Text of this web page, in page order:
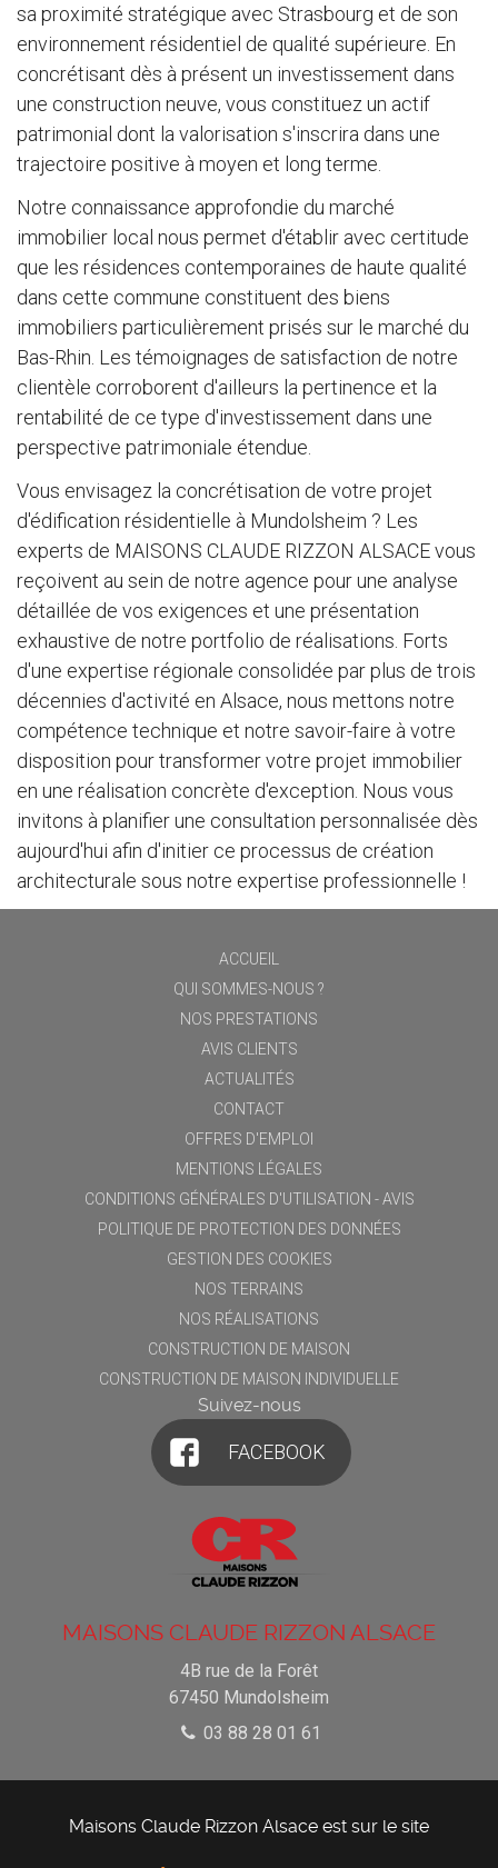
sa proximité stratégique avec Strasbourg et de son
environnement résidentiel de qualité supérieure. En
concrétisant dès à présent un investissement dans
une construction neuve, vous constituez un actif
patrimonial dont la valorisation s'inscrira dans une
trajectoire positive à moyen et long terme.
Notre connaissance approfondie du marché
immobilier local nous permet d'établir avec certitude
que les résidences contemporaines de haute qualité
dans cette commune constituent des biens
immobiliers particulièrement prisés sur le marché du
Bas-Rhin. Les témoignages de satisfaction de notre
clientèle corroborent d'ailleurs la pertinence et la
rentabilité de ce type d'investissement dans une
perspective patrimoniale étendue.
Vous envisagez la concrétisation de votre projet
d'édification résidentielle à Mundolsheim ? Les
experts de MAISONS CLAUDE RIZZON ALSACE vous
reçoivent au sein de notre agence pour une analyse
détaillée de vos exigences et une présentation
exhaustive de notre portfolio de réalisations. Forts
d'une expertise régionale consolidée par plus de trois
décennies d'activité en Alsace, nous mettons notre
compétence technique et notre savoir-faire à votre
disposition pour transformer votre projet immobilier
en une réalisation concrète d'exception. Nous vous
invitons à planifier une consultation personnalisée dès
aujourd'hui afin d'initier ce processus de création
architecturale sous notre expertise professionnelle !
ACCUEIL
QUI SOMMES-NOUS ?
NOS PRESTATIONS
AVIS CLIENTS
ACTUALITÉS
CONTACT
OFFRES D'EMPLOI
MENTIONS LÉGALES
CONDITIONS GÉNÉRALES D'UTILISATION - AVIS
POLITIQUE DE PROTECTION DES DONNÉES
GESTION DES COOKIES
NOS TERRAINS
NOS RÉALISATIONS
CONSTRUCTION DE MAISON
CONSTRUCTION DE MAISON INDIVIDUELLE
Suivez-nous
FACEBOOK
MAISONS CLAUDE RIZZON ALSACE
4B rue de la Forêt
67450 Mundolsheim
03 88 28 01 61
Maisons Claude Rizzon Alsace est sur le site